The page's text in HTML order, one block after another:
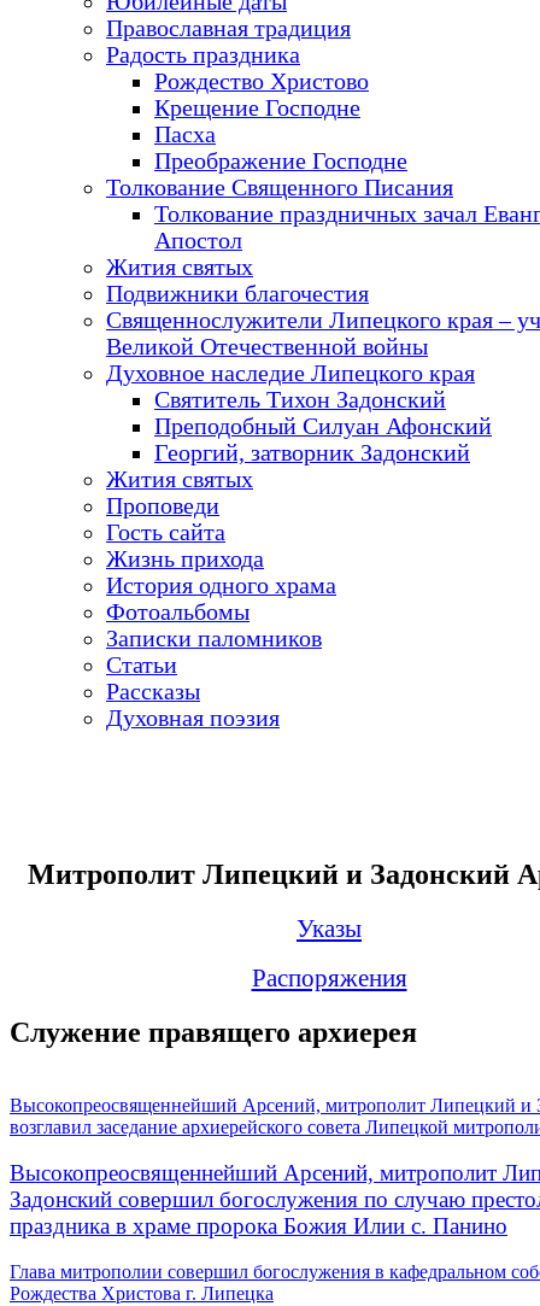
Православная традиция
Радость праздника
Рождество Христово
Крещение Господне
Пасха
Преображение Господне
Толкование Священного Писания
Толкование праздничных зачал
Апостол
Жития святых
Подвижники благочестия
Священнослужители Липецкого края –
Великой Отечественной войны
Духовное наследие Липецкого края
Святитель Тихон Задонский
Преподобный Силуан Афонский
Георгий, затворник Задонский
Жития святых
Проповеди
Гость сайта
Жизнь прихода
История одного храма
Фотоальбомы
Записки паломников
Статьи
Рассказы
Духовная поэзия
Митрополит Липецкий и Задонский
Указы
Распоряжения
Служение правящего архиерея
Высокопреосвященнейший Арсений, митрополит Липецкий и
возглавил заседание архиерейского совета Липецкой
Высокопреосвященнейший Арсений, митрополит
Задонский совершил богослужения по случаю
праздника в храме пророка Божия Илии с. Панино
Глава митрополии совершил богослужения в кафедральном
Рождества Христова г. Липецка